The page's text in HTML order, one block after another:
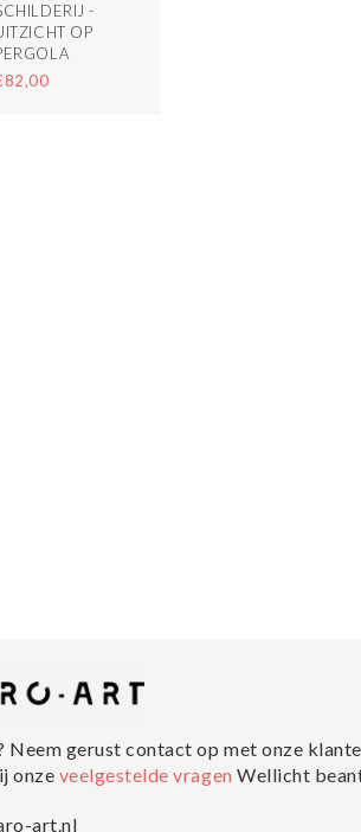
-
OP
Neem gerust contact op met onze
onze veelgestelde vragenWellicht
art.nl